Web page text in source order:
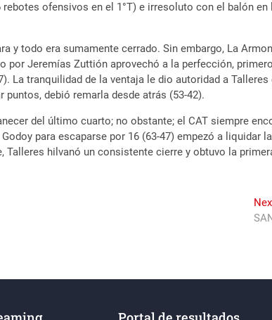
ofensivos en el 1°T) e irresoluto con el balón
y todo era sumamente cerrado. Sin embargo, La
Jeremías Zuttión aprovechó a la perfección,
La tranquilidad de la ventaja le dio autoridad a
debió remarla desde atrás (53-42).
del último cuarto; no obstante; el CAT siempre
para escaparse por 16 (63-47) empezó a liquidar
Talleres hilvanó un consistente cierre y obtuvo la